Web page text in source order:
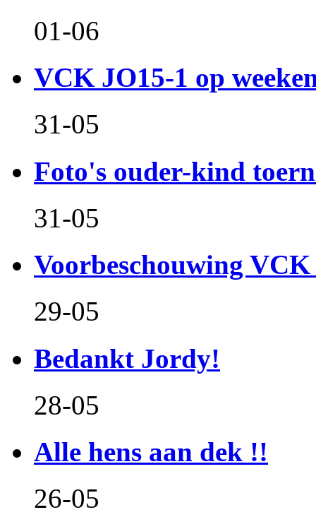
01-06
VCK JO15-1 op
31-05
Foto's ouder-kind
31-05
Voorbeschouwing VCK
29-05
Bedankt Jordy!
28-05
Alle hens aan dek !!
26-05